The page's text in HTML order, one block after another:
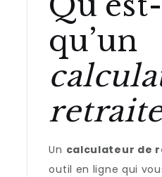
qu’un
Un calculateur de
outil en ligne qui